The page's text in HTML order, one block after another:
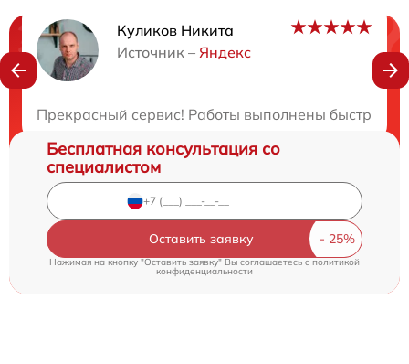
Куликов Никита
Источник – Яндекс
Прекрасный сервис! Работы выполнены быстро и
Нужна консультация?
Бесплатная консультация со
специалистом
Оставить заявку
Нажимая на кнопку "Оставить заявку" Вы соглашаетесь cполитикой
конфиденциальности